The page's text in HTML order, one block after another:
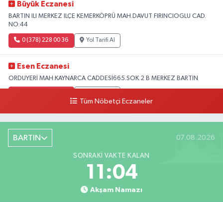
Büyük Eczanesi
BARTIN ILI MERKEZ ILÇE KEMERKÖPRÜ MAH.DAVUT FIRINCIOGLU CAD.
NO:44
0 (378) 228 00 36 Yol Tarifi Al
Esen Eczanesi
ORDUYERİ MAH.KAYNARCA CADDESİ665.SOK.2 B MERKEZ BARTIN
0 (378) 227 85 45
Tüm Nöbetçi Eczaneler
BARTIN 07.08.2026
SONRAKI VAKTE KALAN
11:03
Akşam Namazı